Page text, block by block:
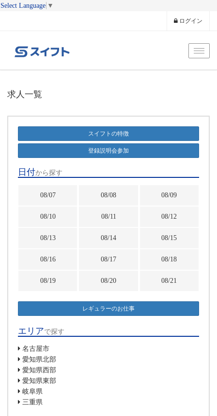
Select Language ▼
ログイン
求人一覧
スイフトの特徴
登録説明会参加
日付から探す
08/07 08/08 08/09
08/10 08/11 08/12
08/13 08/14 08/15
08/16 08/17 08/18
08/19 08/20 08/21
レギュラーのお仕事
エリアで探す
名古屋市
愛知県北部
愛知県西部
愛知県東部
岐阜県
三重県